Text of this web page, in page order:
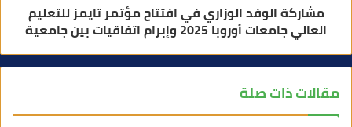
مشاركة الوفد الوزاري في افتتاح مؤتمر تايمز للتعليم
العالي جامعات أوروبا 2025 وإبرام اتفاقيات بين جامعية
مقالات ذات صلة